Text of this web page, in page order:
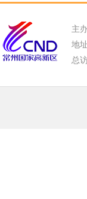
主
地
总